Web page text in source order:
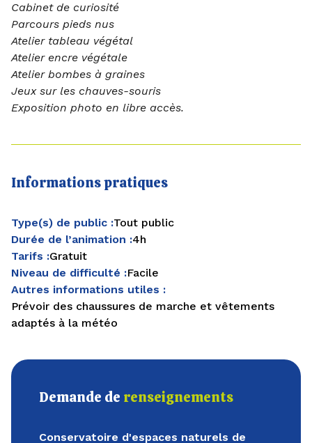
Cabinet de curiosité
Parcours pieds nus
Atelier tableau végétal
Atelier encre végétale
Atelier bombes à graines
Jeux sur les chauves-souris
Exposition photo en libre accès.
Informations pratiques
Type(s) de public :Tout public
Durée de l’animation :4h
Tarifs :Gratuit
Niveau de difficulté :Facile
Autres informations utiles :
Prévoir des chaussures de marche et vêtements
adaptés à la météo
Demande de renseignements
Conservatoire d'espaces naturels de